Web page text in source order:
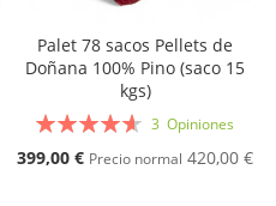
Palet 78 sacos Pellets de
Doñana 100% Pino (saco 15
kgs)
Valoración:
3Opiniones
Oferta
399,00 € Precio normal 420,00 €